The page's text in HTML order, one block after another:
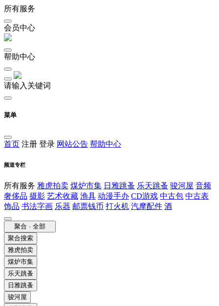
所有服务
会员中心
帮助中心
请输入关键词
菜单
首页 注册 登录 网站公告 帮助中心
频道专栏
所有服务 雅虎拍卖 煤炉市集 日雅跳蚤 乐天跳蚤 骏河屋 音频
奢侈品 摄影 艺术收藏 渔具 动漫手办 CD游戏 中古包 中古表
饰品 书法字画 乐器 邮票钱币 打火机 汽摩配件 酒
聚合 · 全部
聚合搜索
雅虎拍卖
煤炉市集
乐天跳蚤
日雅跳蚤
骏河屋